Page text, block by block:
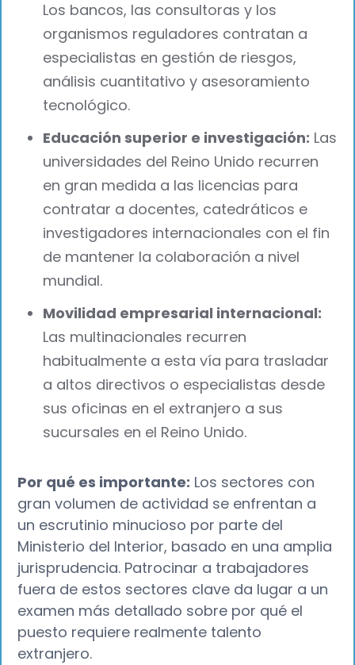
Los bancos, las consultoras y los
organismos reguladores contratan a
especialistas en gestión de riesgos,
análisis cuantitativo y asesoramiento
tecnológico.
Educación superior e investigación: Las
universidades del Reino Unido recurren
en gran medida a las licencias para
contratar a docentes, catedráticos e
investigadores internacionales con el fin
de mantener la colaboración a nivel
mundial.
Movilidad empresarial internacional:
Las multinacionales recurren
habitualmente a esta vía para trasladar
a altos directivos o especialistas desde
sus oficinas en el extranjero a sus
sucursales en el Reino Unido.
Por qué es importante: Los sectores con
gran volumen de actividad se enfrentan a
un escrutinio minucioso por parte del
Ministerio del Interior, basado en una amplia
jurisprudencia. Patrocinar a trabajadores
fuera de estos sectores clave da lugar a un
examen más detallado sobre por qué el
puesto requiere realmente talento
extranjero.